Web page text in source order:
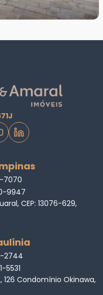
7070
9947
CEP: 13076-629,
2744
5531
Condomínio Okinawa,